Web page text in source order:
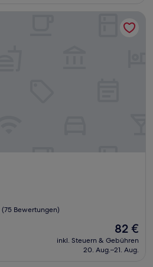
(75 Bewertungen)
Der
Preis
beträgt
82 €
inkl. Steuern & Gebühren
20. Aug.–21. Aug.